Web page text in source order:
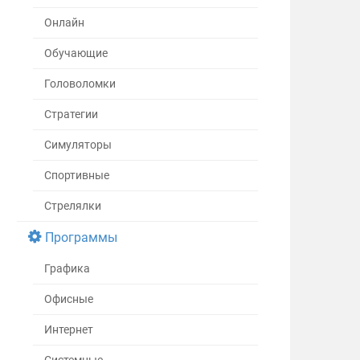
Онлайн
Обучающие
Головоломки
Стратегии
Симуляторы
Спортивные
Стрелялки
Программы
Графика
Офисные
Интернет